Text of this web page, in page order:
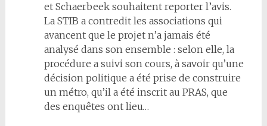
et Schaerbeek souhaitent reporter l’avis.
La STIB a contredit les associations qui
avancent que le projet n’a jamais été
analysé dans son ensemble : selon elle, la
procédure a suivi son cours, à savoir qu’une
décision politique a été prise de construire
un métro, qu’il a été inscrit au PRAS, que
des enquêtes ont lieu…